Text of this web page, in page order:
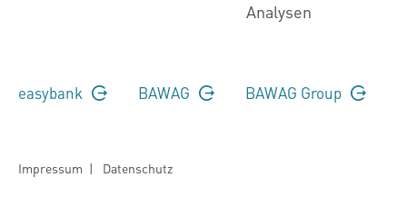
Analysen
easybank BAWAG BAWAG Group
Impressum | Datenschutz